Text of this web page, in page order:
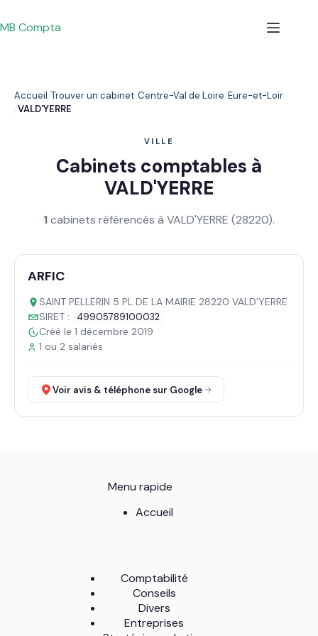
au
contenu
MB Compta
Accueil Trouver un cabinet Centre-Val de Loire Eure-et-Loir
VALD'YERRE
VILLE
Cabinets comptables à
VALD'YERRE
1cabinets référencés à VALD'YERRE (28220).
ARFIC
SAINT PELLERIN 5 PL DE LA MAIRIE 28220 VALD'YERRE
SIRET :
49905789100032
Créé le 1 décembre 2019
1 ou 2 salariés
Voir avis & téléphone sur Google
Menu rapide
Accueil
Comptabilité
Conseils
Divers
Entreprises